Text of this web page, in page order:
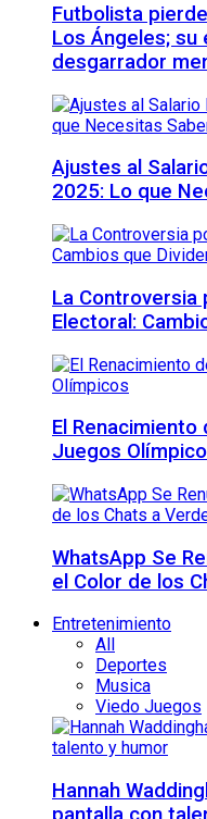
Futbolista
Los Ángeles;
desgarrador
Ajustes al
2025: Lo que
La Controversia
Electoral:
El
Juegos
WhatsApp Se
el Color de los
Entretenimiento
All
Deportes
Musica
Viedo Juegos
Hannah